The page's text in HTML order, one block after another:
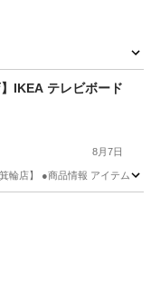
IKEA テレビボード
8月7日
箕輪店】 ●商品情報 アイ